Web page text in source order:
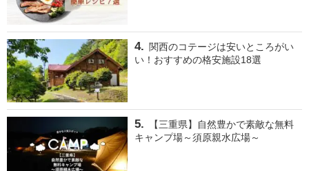
関西のコテージは安いところがい
い！おすすめの格安施設18選
【三重県】自然豊かで素敵な無料
キャンプ場～須原親水広場～